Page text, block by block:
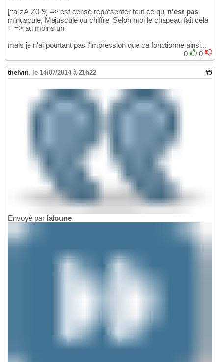
[^a-zA-Z0-9] => est censé représenter tout ce qui n'est pas
minuscule, Majuscule ou chiffre. Selon moi le chapeau fait cela
+ => au moins un
mais je n'ai pourtant pas l'impression que ca fonctionne ainsi...
0
0
thelvin, le 14/07/2014 à 21h22 #5
Envoyé par laloune